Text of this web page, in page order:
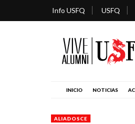
Info USFQ USFQ
INICIO NOTICIAS
ALIADOSCE